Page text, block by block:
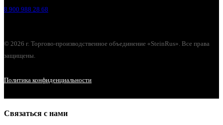
8 900 988 28 68
© 2026 г. Торгово-производственное объединение «SteinRus». Все права
защищены.
Политика конфиденциальности
Связаться с нами